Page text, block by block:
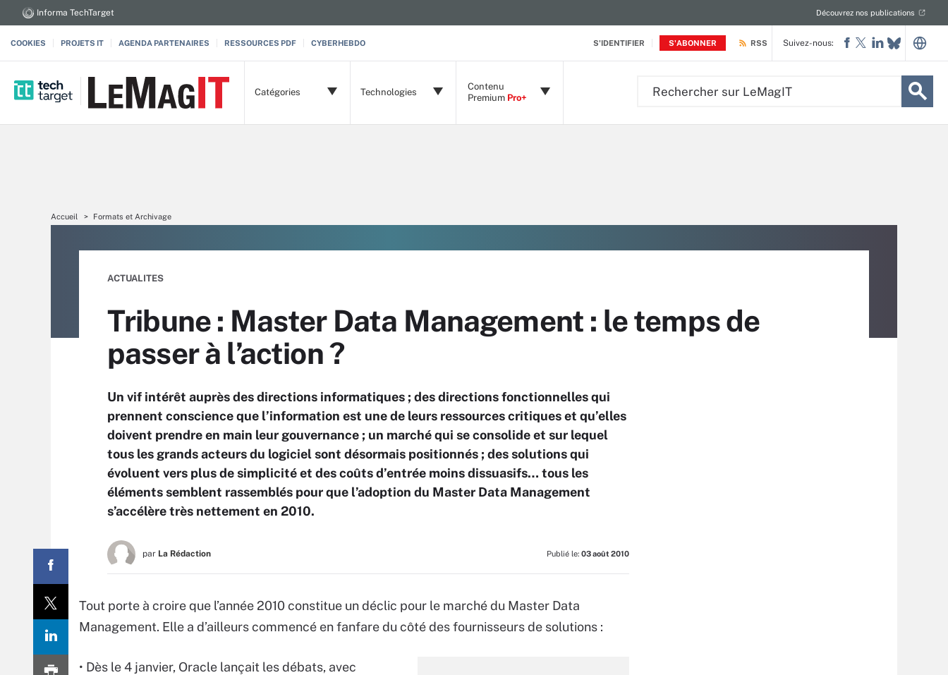
S'IDENTIFIER S'ABONNER
Informa TechTarget Découvrez nos publications
COOKIES PROJETS IT AGENDA PARTENAIRES RESSOURCES PDF CYBERHEBDO RSS
Catégories Technologies
Contenu
Premium Pro+
Suivez-nous:
Accueil Formats et Archivage
ACTUALITES
Tribune : Master Data Management : le temps de
passer à l’action ?
Un vif intérêt auprès des directions informatiques ; des directions fonctionnelles qui
prennent conscience que l’information est une de leurs ressources critiques et qu’elles
doivent prendre en main leur gouvernance ; un marché qui se consolide et sur lequel
tous les grands acteurs du logiciel sont désormais positionnés ; des solutions qui
évoluent vers plus de simplicité et des coûts d’entrée moins dissuasifs… tous les
éléments semblent rassemblés pour que l’adoption du Master Data Management
s’accélère très nettement en 2010.
par La Rédaction Publié le: 03 août 2010
Tout porte à croire que l’année 2010 constitue un déclic pour le marché du Master Data
Management. Elle a d’ailleurs commencé en fanfare du côté des fournisseurs de solutions :
• Dès le 4 janvier, Oracle lançait les débats, avec